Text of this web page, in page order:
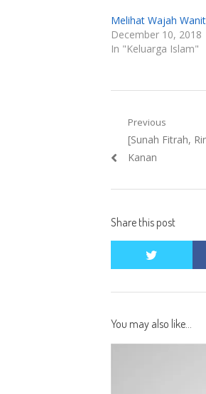
Melihat Wajah
December 10, 2018
In "Keluarga Islam"
Post
navigation
Previous
Previous
post:
[Sunah Fitrah,
Kanan
Share this post
twitter
You may also like...